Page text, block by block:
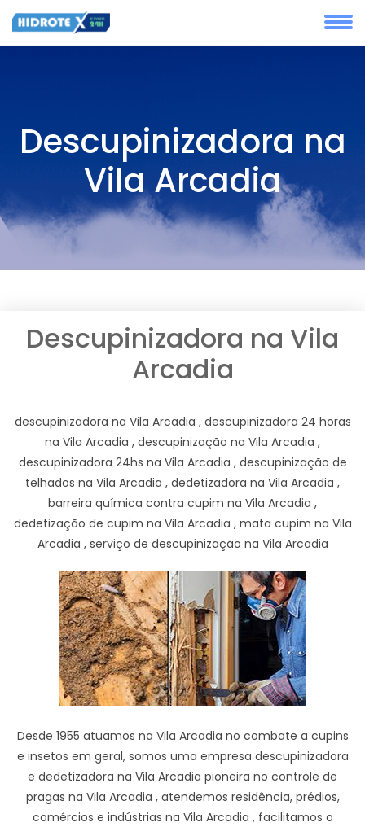
Descupinizadora na
Vila Arcadia
Descupinizadora na Vila
Arcadia
descupinizadora na Vila Arcadia , descupinizadora 24 horas
na Vila Arcadia , descupinização na Vila Arcadia ,
descupinizadora 24hs na Vila Arcadia , descupinização de
telhados na Vila Arcadia , dedetizadora na Vila Arcadia ,
barreira química contra cupim na Vila Arcadia ,
dedetização de cupim na Vila Arcadia , mata cupim na Vila
Arcadia , serviço de descupinização na Vila Arcadia
Desde 1955 atuamos na Vila Arcadia no combate a cupins
e insetos em geral, somos uma empresa descupinizadora
e dedetizadora na Vila Arcadia pioneira no controle de
pragas na Vila Arcadia , atendemos residência, prédios,
comércios e indústrias na Vila Arcadia , facilitamos o